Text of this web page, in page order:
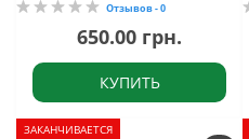
Отзывов - 0
650.00 грн.
КУПИТЬ
ЗАКАНЧИВАЕТСЯ